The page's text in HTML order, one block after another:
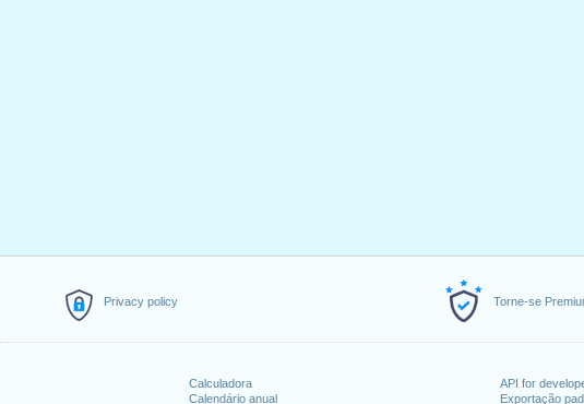
Privacy policy Torne-se
Calculadora
Calendário anual
API for
Exportação